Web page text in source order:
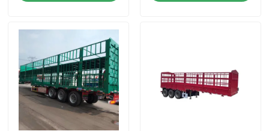
Продукты
Видео